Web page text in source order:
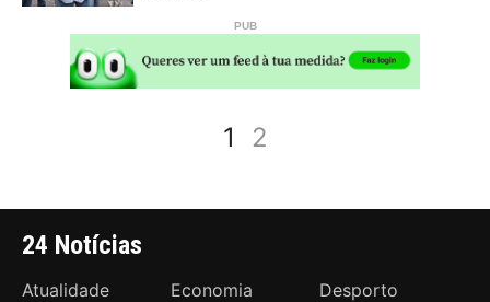
1 2
24 Notícias
Atualidade Economia
Desporto